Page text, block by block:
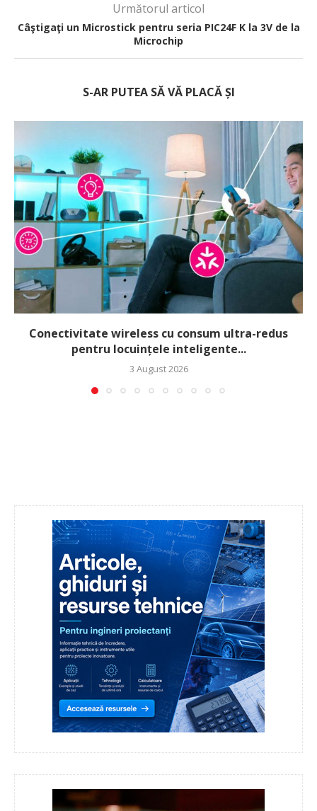
Următorul articol
Câştigaţi un Microstick pentru seria PIC24F K la 3V de la
Microchip
S-AR PUTEA SĂ VĂ PLACĂ ȘI
Conectivitate wireless cu consum ultra-redus
pentru locuințele inteligente...
3 August 2026